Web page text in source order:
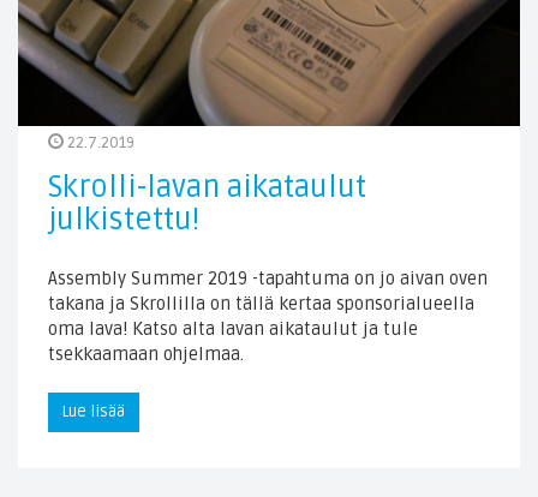
22.7.2019
Skrolli-lavan aikataulut
julkistettu!
Assembly Summer 2019 -tapahtuma on jo aivan oven
takana ja Skrollilla on tällä kertaa sponsorialueella
oma lava! Katso alta lavan aikataulut ja tule
tsekkaamaan ohjelmaa.
Lue lisää